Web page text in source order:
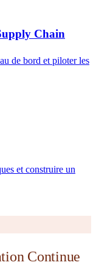
Chain
de bord et piloter les
et construire un
Continue